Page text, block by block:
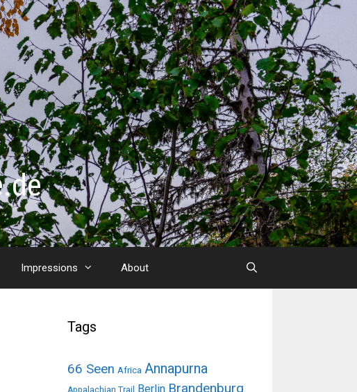
Impressions About
Tags
66 Seen Africa Annapurna
Appalachian Trail Berlin Brandenburg